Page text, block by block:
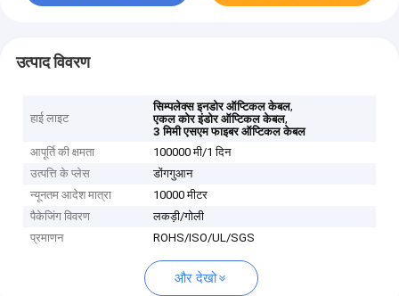
उत्पाद विवरण
हाई लाइट
सिम्पलेक्स इनडोर ऑप्टिकल केबल,
एकल कोर इंडोर ऑप्टिकल केबल,
3 मिमी एसएम फाइबर ऑप्टिकल केबल
आपूर्ति की क्षमता
100000 मी/1 दिन
उत्पत्ति के प्लेस
डोंगगुआन
न्यूनतम आदेश मात्रा
10000 मीटर
पैकेजिंग विवरण
लकड़ी/गोली
प्रमाणन
ROHS/ISO/UL/SGS
और देखो